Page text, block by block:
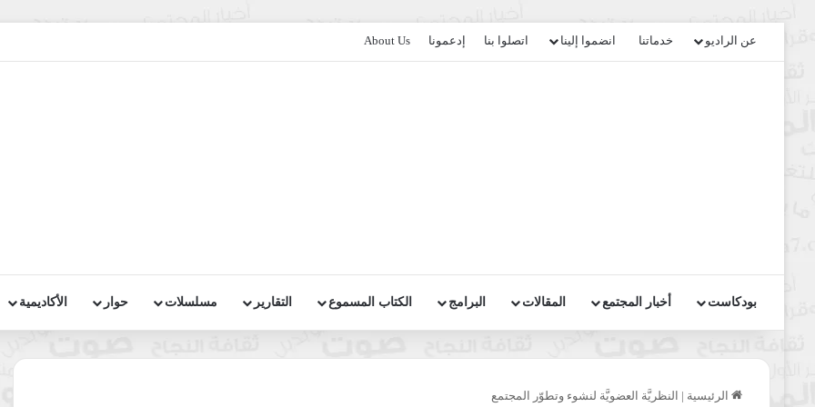
عن الراديو خدماتنا انضموا إلينا اتصلوا بنا إدعمونا About Us
بودكاست أخبار المجتمع المقالات البرامج الكتاب المسموع التقارير مسلسلات حوار الأكاديمية
الرئيسية | النظريَّة العضويَّة لنشوء وتطوّر المجتمع